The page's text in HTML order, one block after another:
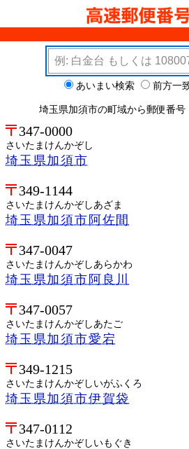
検索キーワード
検索オプション あいまい検索 前方一
埼玉県加須市の町域から郵便番号
347-0000
さいたまけんかぞし
埼玉県加須市
349-1144
さいたまけんかぞしあざま
埼玉県加須市阿佐間
347-0047
さいたまけんかぞしあらかわ
埼玉県加須市阿良川
347-0057
さいたまけんかぞしあたご
埼玉県加須市愛宕
349-1215
さいたまけんかぞしいがふくろ
埼玉県加須市伊賀袋
347-0112
さいたまけんかぞしいもぐき